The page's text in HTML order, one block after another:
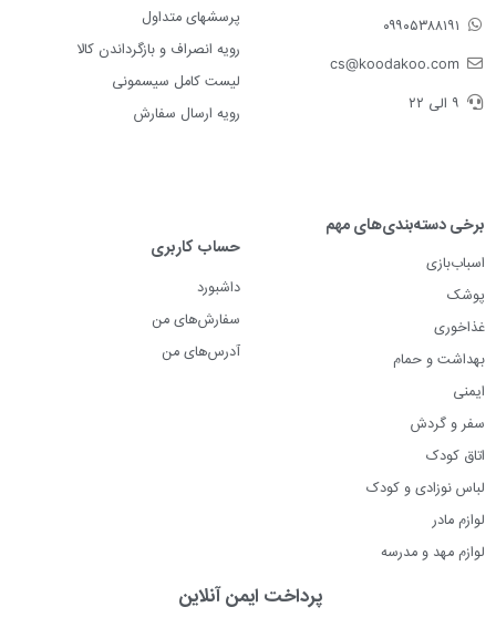
۰۹۹۰۵۳۸۸۱۹۱
cs@koodakoo.com
۹ الی ۲۲
پرسشهای متداول
رویه انصراف و بازگرداندن کالا
لیست کامل سیسمونی
رویه ارسال سفارش
برخی دسته‌بندی‌های مهم
اسباب‌بازی
پوشک
غذاخوری
بهداشت و حمام
ایمنی
سفر و گردش
اتاق کودک
لباس نوزادی و کودک
لوازم مادر
لوازم مهد و مدرسه
حساب کاربری
داشبورد
سفارش‌های من
آدرس‌های من
پرداخت ایمن آنلاین